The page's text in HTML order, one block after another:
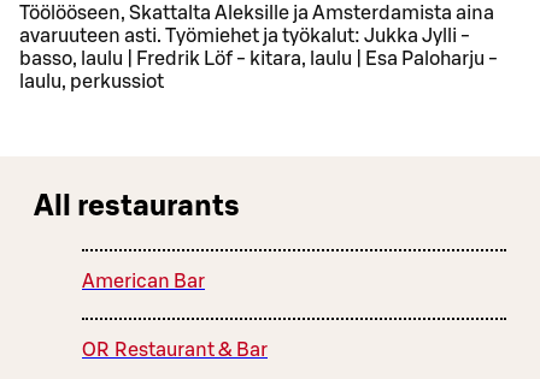
Töölööseen, Skattalta Aleksille ja Amsterdamista aina
avaruuteen asti. Työmiehet ja työkalut: Jukka Jylli -
basso, laulu | Fredrik Löf - kitara, laulu | Esa Paloharju -
laulu, perkussiot
All restaurants
American Bar
OR Restaurant & Bar